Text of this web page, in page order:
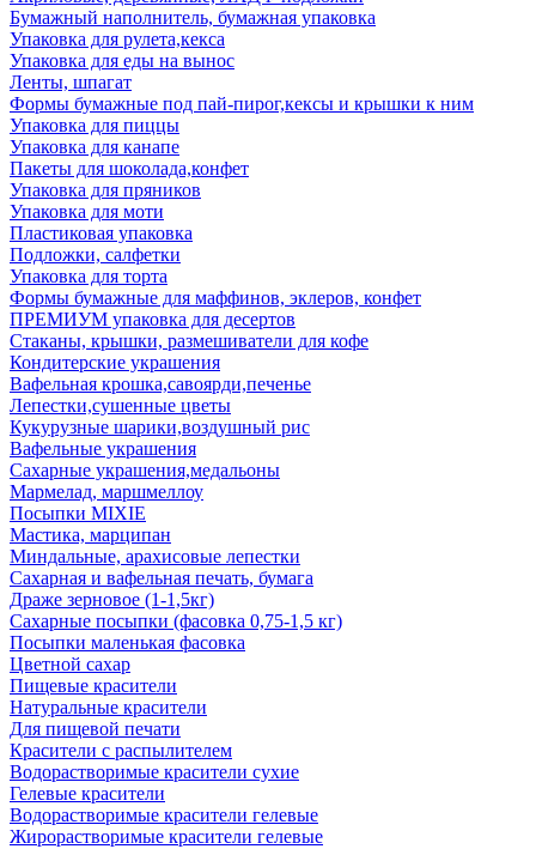
Бумажный наполнитель, бумажная упаковка
Упаковка для рулета,кекса
Упаковка для еды на вынос
Ленты, шпагат
Формы бумажные под пай-пирог,кексы и крышки к ним
Упаковка для пиццы
Упаковка для канапе
Пакеты для шоколада,конфет
Упаковка для пряников
Упаковка для моти
Пластиковая упаковка
Подложки, салфетки
Упаковка для торта
Формы бумажные для маффинов, эклеров, конфет
ПРЕМИУМ упаковка для десертов
Стаканы, крышки, размешиватели для кофе
Кондитерские украшения
Вафельная крошка,савоярди,печенье
Лепестки,сушенные цветы
Кукурузные шарики,воздушный рис
Вафельные украшения
Сахарные украшения,медальоны
Мармелад, маршмеллоу
Посыпки MIXIE
Мастика, марципан
Миндальные, арахисовые лепестки
Сахарная и вафельная печать, бумага
Драже зерновое (1-1,5кг)
Сахарные посыпки (фасовка 0,75-1,5 кг)
Посыпки маленькая фасовка
Цветной сахар
Пищевые красители
Натуральные красители
Для пищевой печати
Красители с распылителем
Водорастворимые красители сухие
Гелевые красители
Водорастворимые красители гелевые
Жирорастворимые красители гелевые